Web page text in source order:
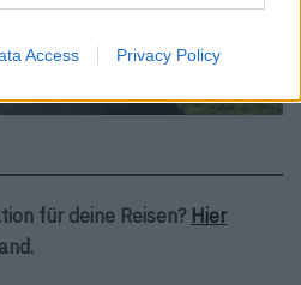
Access Privacy Policy
für deine Reisen? Hier